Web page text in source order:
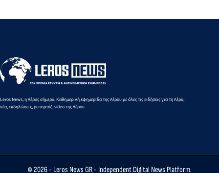
σκάφος του
Leros News, η Λέρος σήμερα: Καθημερινή εφημερίδα της Λέρου με όλες τις ειδήσεις για τη Λέρο,
νέα, εκδηλώσεις, ρεπορτάζ, video της Λέρου
© 2026 - Leros News GR- Independent Digital News Platform.